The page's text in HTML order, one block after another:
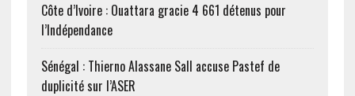
Côte d’Ivoire : Ouattara gracie 4 661 détenus pour
l’Indépendance
Sénégal : Thierno Alassane Sall accuse Pastef de
duplicité sur l’ASER